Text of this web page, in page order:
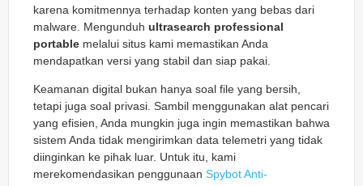
karena komitmennya terhadap konten yang bebas dari
malware. Mengunduh ultrasearch professional
portable melalui situs kami memastikan Anda
mendapatkan versi yang stabil dan siap pakai.
Keamanan digital bukan hanya soal file yang bersih,
tetapi juga soal privasi. Sambil menggunakan alat pencari
yang efisien, Anda mungkin juga ingin memastikan bahwa
sistem Anda tidak mengirimkan data telemetri yang tidak
diinginkan ke pihak luar. Untuk itu, kami
merekomendasikan penggunaan Spybot Anti-